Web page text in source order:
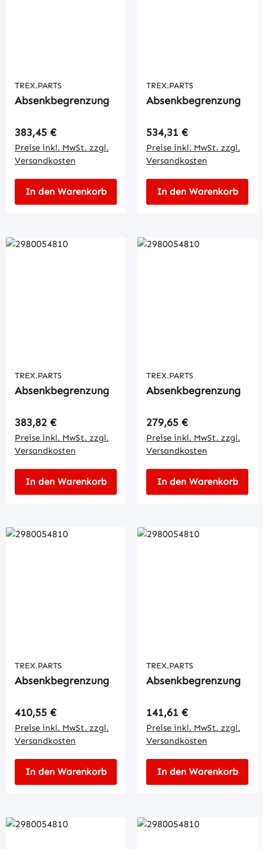
TREX.PARTS
Absenkbegrenzung
Regulärer Preis:
383,45 €
Preise inkl. MwSt. zzgl.
Versandkosten
In den Warenkorb
TREX.PARTS
Absenkbegrenzung
Regulärer Preis:
534,31 €
Preise inkl. MwSt. zzgl.
Versandkosten
In den Warenkorb
TREX.PARTS
Absenkbegrenzung
Regulärer Preis:
383,82 €
Preise inkl. MwSt. zzgl.
Versandkosten
In den Warenkorb
TREX.PARTS
Absenkbegrenzung
Regulärer Preis:
279,65 €
Preise inkl. MwSt. zzgl.
Versandkosten
In den Warenkorb
TREX.PARTS
Absenkbegrenzung
Regulärer Preis:
410,55 €
Preise inkl. MwSt. zzgl.
Versandkosten
In den Warenkorb
TREX.PARTS
Absenkbegrenzung
Regulärer Preis:
141,61 €
Preise inkl. MwSt. zzgl.
Versandkosten
In den Warenkorb